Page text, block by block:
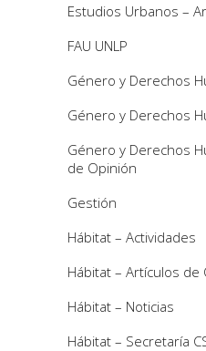
Estudios Urbanos –
FAU UNLP
Género y Derechos
Género y Derechos
Género y Derechos
de Opinión
Gestión
Hábitat – Actividades
Hábitat – Artículos de
Hábitat – Noticias
Hábitat – Secretaría